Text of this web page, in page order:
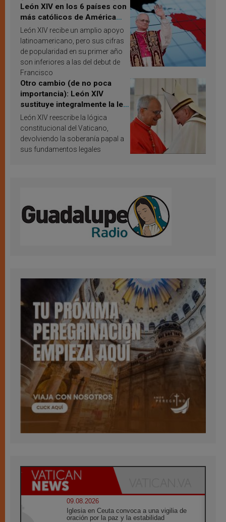
León XIV en los 6 países con
más católicos de América
Latina en 2026? Publican
resultados de investigación
León XIV recibe un amplio apoyo
latinoamericano, pero sus cifras
de popularidad en su primer año
son inferiores a las del debut de
Francisco
Otro cambio (de no poca
importancia): León XIV
sustituye integralmente la ley
vaticana de Papa Francisco
León XIV reescribe la lógica
constitucional del Vaticano,
devolviendo la soberanía papal a
sus fundamentos legales
09.08.2026
Iglesia en Ceuta convoca a una vigilia de
oración por la paz y la estabilidad